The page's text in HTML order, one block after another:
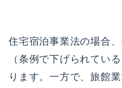
住宅宿泊事業法の場合
（条例で下げられてい
ります。一方で、旅館